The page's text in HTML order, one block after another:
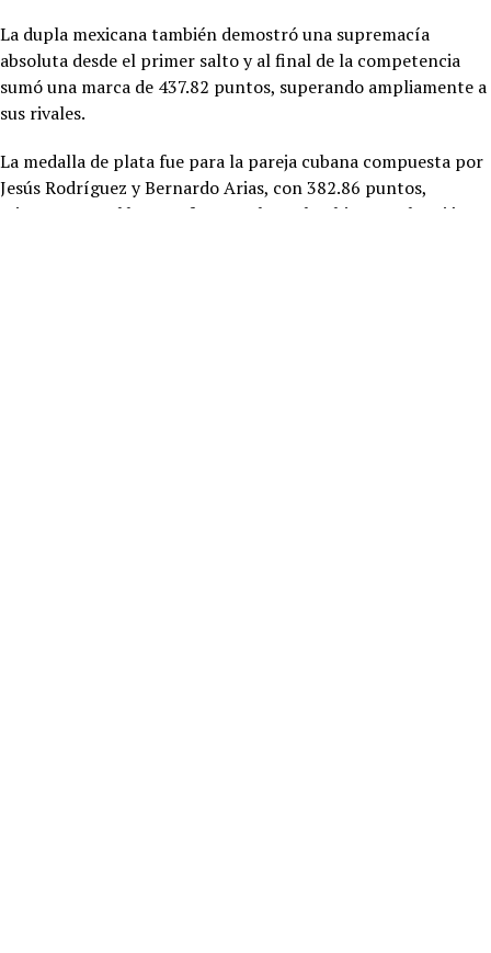
La dupla mexicana también demostró una supremacía
absoluta desde el primer salto y al final de la competencia
sumó una marca de 437.82 puntos, superando ampliamente a
sus rivales.
La medalla de plata fue para la pareja cubana compuesta por
Jesús Rodríguez y Bernardo Arias, con 382.86 puntos,
mientras que el bronce fue para los colombianos Sebastián